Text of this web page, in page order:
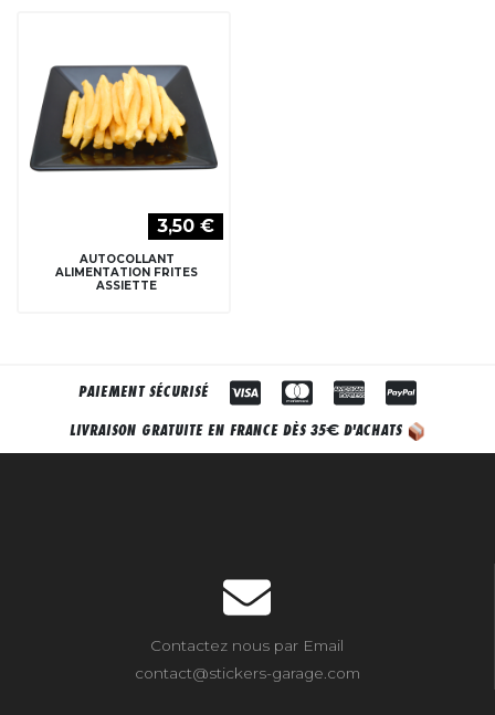
3,50 €
AUTOCOLLANT
ALIMENTATION FRITES
ASSIETTE
PAIEMENT SÉCURISÉ
LIVRAISON GRATUITE EN FRANCE DÈS 35€ D'ACHATS
Contactez nous par Email
contact@stickers-garage.com